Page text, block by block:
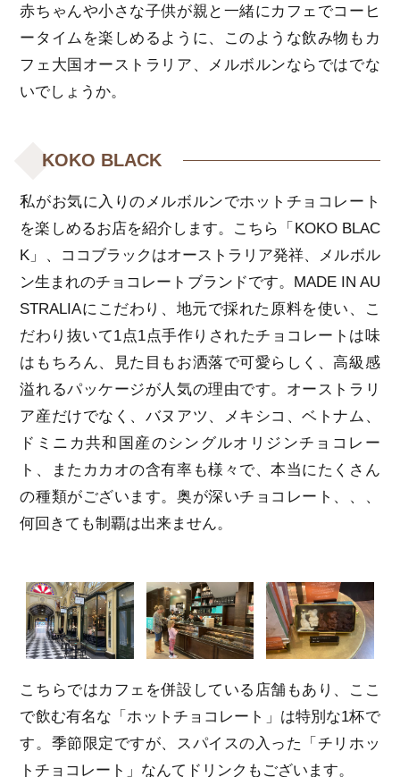
赤ちゃんや小さな子供が親と一緒にカフェでコーヒ
ータイムを楽しめるように、このような飲み物もカ
フェ大国オーストラリア、メルボルンならではでな
いでしょうか。
KOKO BLACK
私がお気に入りのメルボルンでホットチョコレート
を楽しめるお店を紹介します。こちら「KOKO BLAC
K」、ココブラックはオーストラリア発祥、メルボル
ン生まれのチョコレートブランドです。MADE IN AU
STRALIAにこだわり、地元で採れた原料を使い、こ
だわり抜いて1点1点手作りされたチョコレートは味
はもちろん、見た目もお洒落で可愛らしく、高級感
溢れるパッケージが人気の理由です。オーストラリ
ア産だけでなく、バヌアツ、メキシコ、ベトナム、
ドミニカ共和国産のシングルオリジンチョコレー
ト、またカカオの含有率も様々で、本当にたくさん
の種類がございます。奥が深いチョコレート、、、
何回きても制覇は出来ません。
こちらではカフェを併設している店舗もあり、ここ
で飲む有名な「ホットチョコレート」は特別な1杯で
す。季節限定ですが、スパイスの入った「チリホッ
トチョコレート」なんてドリンクもございます。